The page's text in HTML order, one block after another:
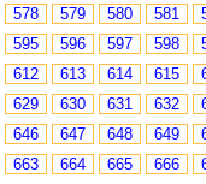
578
579 580 581
595
596 597 598
612
613 614 615
629
630 631 632
646
647 648 649
663
664 665 666